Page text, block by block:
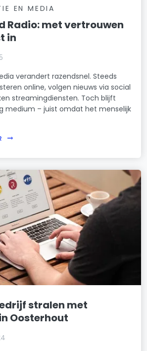
EN MEDIA
Radio: met vertrouwen
in
verandert razendsnel. Steeds
online, volgen nieuws via social
streamingdiensten. Toch blijft
medium – juist omdat het menselijk
stralen met
Oosterhout